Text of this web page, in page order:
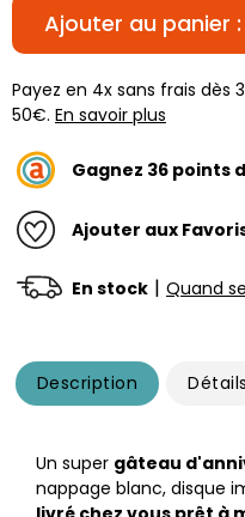
Ajouter au panier :
Payez en 4x sans frais dès
50€. En savoir plus
Gagnez 36 points
Ajouter aux
En stock | Quand
Description Détails
Un super gâteau
nappage blanc, disque